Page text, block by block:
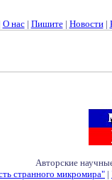
О нас| Пишите| Новости|
Авторские
странного микромира" |